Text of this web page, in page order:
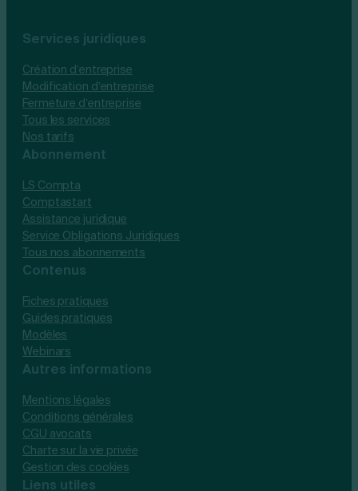
Services juridiques
Création d’entreprise
Modification d’entreprise
Fermeture d’entreprise
Tous les services
Nos tarifs
Abonnement
LS Compta
Comptastart
Assistance juridique
Service Obligations Juridiques
Tous nos abonnements
Contenus
Fiches pratiques
Guides pratiques
Modèles
Webinars
Autres informations
Mentions légales
Conditions générales
CGU avocats
Charte sur la vie privée
Gestion des cookies
Liens utiles